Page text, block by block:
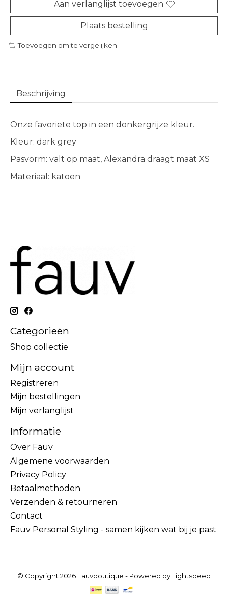
Aan verlanglijst toevoegen
Plaats bestelling
Toevoegen om te vergelijken
Beschrijving
Onze favoriete top in een donkergrijze kleur.
Kleur; dark grey
Pasvorm: valt op maat, Alexandra draagt maat XS
Materiaal: katoen
Categorieën
Shop collectie
Mijn account
Registreren
Mijn bestellingen
Mijn verlanglijst
Informatie
Over Fauv
Algemene voorwaarden
Privacy Policy
Betaalmethoden
Verzenden & retourneren
Contact
Fauv Personal Styling - samen kijken wat bij je past
© Copyright 2026 Fauvboutique - Powered by Lightspeed